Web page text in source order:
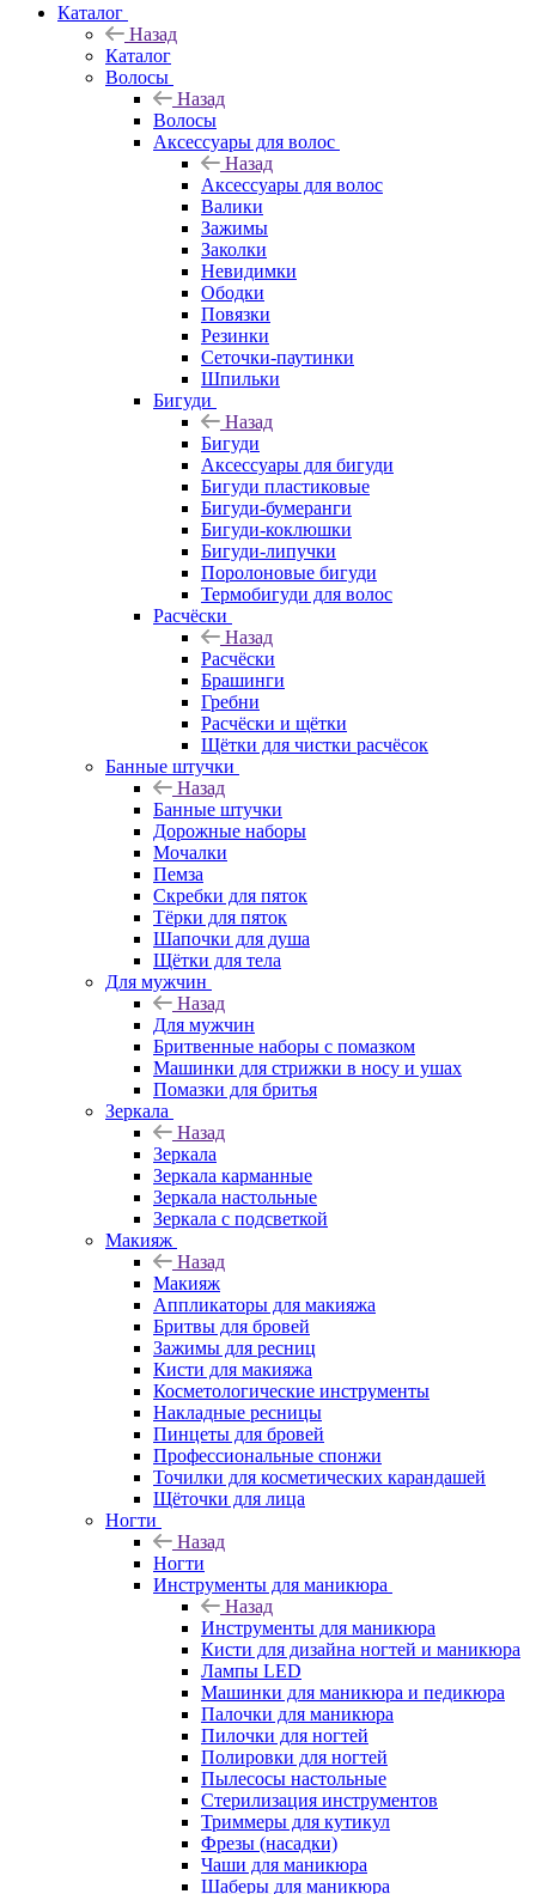
Каталог
Назад
Каталог
Волосы
Назад
Волосы
Аксессуары для волос
Назад
Аксессуары для волос
Валики
Зажимы
Заколки
Невидимки
Ободки
Повязки
Резинки
Сеточки-паутинки
Шпильки
Бигуди
Назад
Бигуди
Аксессуары для бигуди
Бигуди пластиковые
Бигуди-бумеранги
Бигуди-коклюшки
Бигуди-липучки
Поролоновые бигуди
Термобигуди для волос
Расчёски
Назад
Расчёски
Брашинги
Гребни
Расчёски и щётки
Щётки для чистки расчёсок
Банные штучки
Назад
Банные штучки
Дорожные наборы
Мочалки
Пемза
Скребки для пяток
Тёрки для пяток
Шапочки для душа
Щётки для тела
Для мужчин
Назад
Для мужчин
Бритвенные наборы с помазком
Машинки для стрижки в носу и ушах
Помазки для бритья
Зеркала
Назад
Зеркала
Зеркала карманные
Зеркала настольные
Зеркала с подсветкой
Макияж
Назад
Макияж
Аппликаторы для макияжа
Бритвы для бровей
Зажимы для ресниц
Кисти для макияжа
Косметологические инструменты
Накладные ресницы
Пинцеты для бровей
Профессиональные спонжи
Точилки для косметических карандашей
Щёточки для лица
Ногти
Назад
Ногти
Инструменты для маникюра
Назад
Инструменты для маникюра
Кисти для дизайна ногтей и маникюра
Лампы LED
Машинки для маникюра и педикюра
Палочки для маникюра
Пилочки для ногтей
Полировки для ногтей
Пылесосы настольные
Стерилизация инструментов
Триммеры для кутикул
Фрезы (насадки)
Чаши для маникюра
Шаберы для маникюра